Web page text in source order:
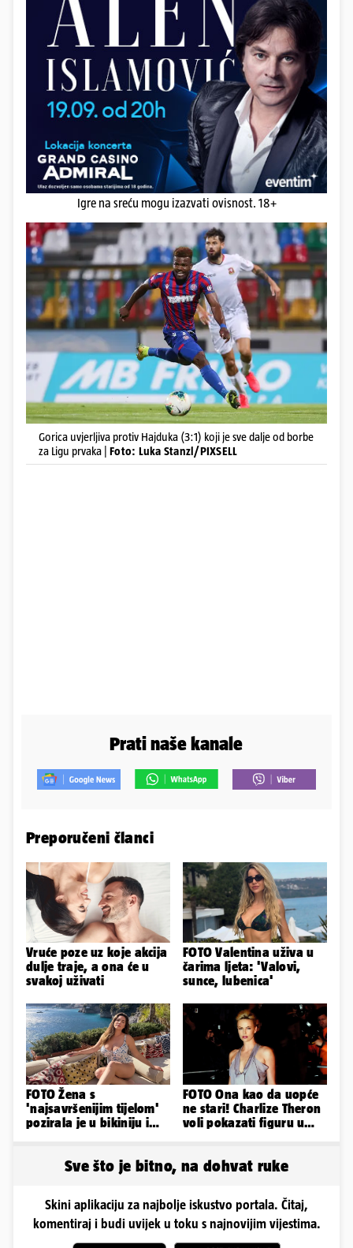
Igre na sreću mogu izazvati ovisnost. 18+
Gorica uvjerljiva protiv Hajduka (3:1) koji je sve dalje od borbe
za Ligu prvaka | Foto: Luka Stanzl/PIXSELL
Prati naše kanale
Preporučeni članci
Vruće poze uz koje akcija
dulje traje, a ona će u
svakoj uživati
FOTO Valentina uživa u
čarima ljeta: 'Valovi,
sunce, lubenica'
FOTO Žena s
'najsavršenijim tijelom'
pozirala je u bikiniju i
FOTO Ona kao da uopće
ne stari! Charlize Theron
voli pokazati figuru u
Sve što je bitno, na dohvat ruke
Skini aplikaciju za najbolje iskustvo portala. Čitaj,
komentiraj i budi uvijek u toku s najnovijim vijestima.